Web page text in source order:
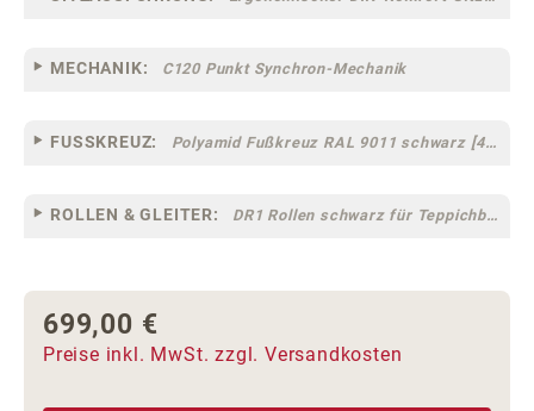
MECHANIK: C120 Punkt Synchron-Mechanik
FUSSKREUZ: Polyamid Fußkreuz RAL 9011 schwarz [44]
ROLLEN & GLEITER: DR1 Rollen schwarz für Teppichböden [10]
Regulärer Preis:
699,00 €
Preise inkl. MwSt. zzgl. Versandkosten